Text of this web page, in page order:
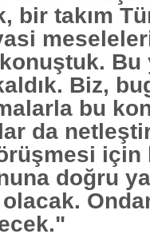
bir takım
Bu
Biz,
bu
da
için
doğru